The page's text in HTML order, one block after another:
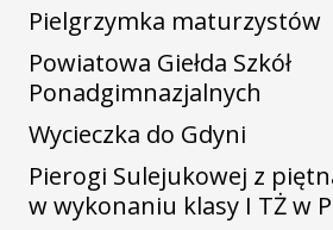
Pielgrzymka maturzystów
Powiatowa Giełda Szkół
Ponadgimnazjalnych
Wycieczka do Gdyni
Pierogi Sulejukowej z
w wykonaniu klasy I TŻ w